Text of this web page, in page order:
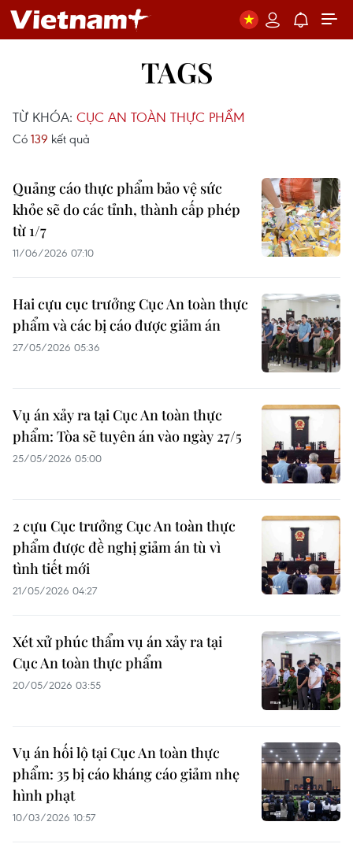
TAGS
TỪ KHÓA: CỤC AN TOÀN THỰC PHẨM
Có 139 kết quả
Quảng cáo thực phẩm bảo vệ sức
khỏe sẽ do các tỉnh, thành cấp phép
từ 1/7
11/06/2026 07:10
Hai cựu cục trưởng Cục An toàn thực
phẩm và các bị cáo được giảm án
27/05/2026 05:36
Vụ án xảy ra tại Cục An toàn thực
phẩm: Tòa sẽ tuyên án vào ngày 27/5
25/05/2026 05:00
2 cựu Cục trưởng Cục An toàn thực
phẩm được đề nghị giảm án tù vì
tình tiết mới
21/05/2026 04:27
Xét xử phúc thẩm vụ án xảy ra tại
Cục An toàn thực phẩm
20/05/2026 03:55
Vụ án hối lộ tại Cục An toàn thực
phẩm: 35 bị cáo kháng cáo giảm nhẹ
hình phạt
10/03/2026 10:57